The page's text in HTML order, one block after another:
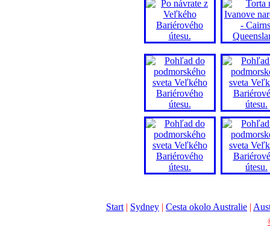
Start | Sydney | Cesta okolo Australie |